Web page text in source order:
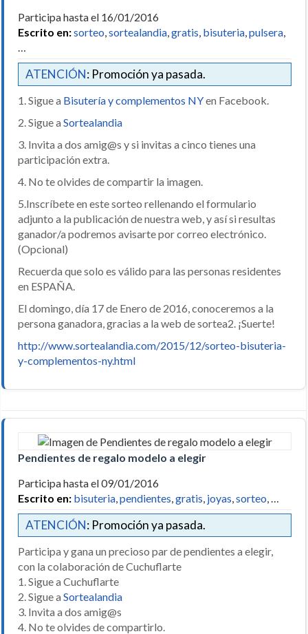
Participa hasta el 16/01/2016
Escrito en:sorteo sortealandia gratis bisuteria pulsera
ATENCIÓN: Promoción ya pasada.
1. Sigue a Bisutería y complementos NYen Facebook.
2. Sigue a Sortealandia
3. Invita a dos amig@s y si invitas a cinco tienes una
participación extra.
4. No te olvides de compartir la imagen.
5.Inscríbete en este sorteo rellenando el formulario
adjunto a la publicación de nuestra web, y así si resultas
ganador/a podremos avisarte por correo electrónico.
(Opcional)
Recuerda que solo es válido para las personas residentes
en ESPAÑA.
El domingo, día 17 de Enero de 2016, conoceremos a la
persona ganadora, gracias a la web de sortea2. ¡Suerte!
http://www.sortealandia.com/2015/12/sorteo-bisuteria-
y-complementos-ny.html
Pendientes de regalo modelo a elegir
Participa hasta el 09/01/2016
Escrito en: bisuteria pendientes gratis joyas sorteo
ATENCIÓN: Promoción ya pasada.
Participa y gana un precioso par de pendientes a elegir,
con la colaboración de Cuchuflarte
1. Sigue a Cuchuflarte
2. Sigue a Sortealandia
3. Invita a dos amig@s
4. No te olvides de compartirlo.